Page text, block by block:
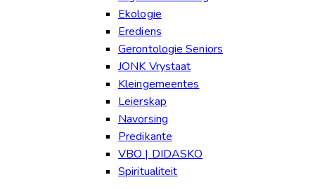
Ekologie
Erediens
Gerontologie Seniors
JONK Vrystaat
Kleingemeentes
Leierskap
Navorsing
Predikante
VBO | DIDASKO
Spiritualiteit